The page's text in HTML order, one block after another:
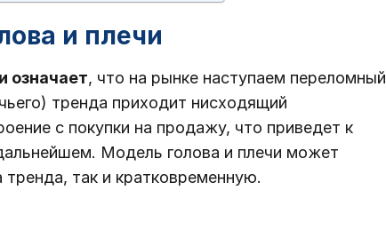
и плечи
означает, что на рынке наступаем переломный
тренда приходит нисходящий
с покупки на продажу, что приведет к
Модель голова и плечи может
так и кратковременную.